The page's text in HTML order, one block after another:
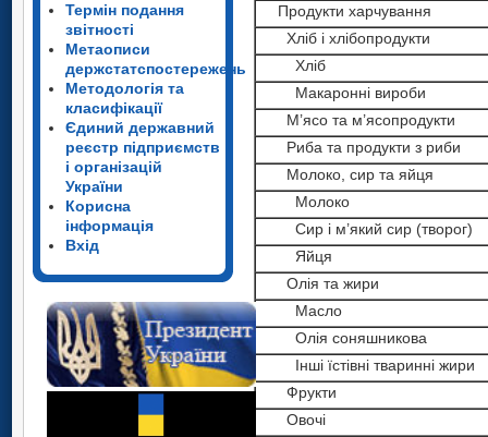
Термін подання
звітності
Метаописи
держстатспостережень
Методологія та
класифікації
Єдиний державний
реєстр підприємств
і організацій
України
Корисна
інформація
Вхід
Продукти харчування
Хліб і хлібопродукти
Хліб
Макаронні вироби
М’ясо та м’ясопродукти
Риба та продукти з риби
Молоко, сир та яйця
Молоко
Сир і м’який сир (творог)
Яйця
Олія та жири
Масло
Олія соняшникова
Інші їстівні тваринні жири
Фрукти
Овочі